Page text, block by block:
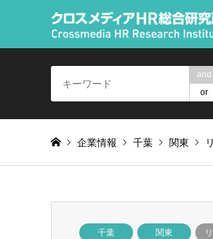
and
or
企業情報 千葉 関東
千葉 関東